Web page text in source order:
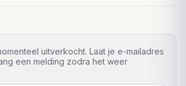
uitverkocht. Laat je e-mailadres
een melding zodra het weer